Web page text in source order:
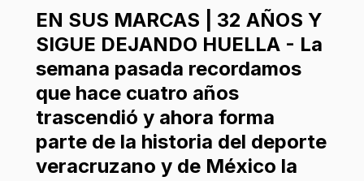
EN SUS MARCAS | 32 AÑOS Y
SIGUE DEJANDO HUELLA - La
semana pasada recordamos
que hace cuatro años
trascendió y ahora forma
parte de la historia del deporte
veracruzano y de México la